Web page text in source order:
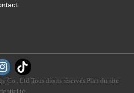
Co., Ltd Tous droits réservés.Plan du site